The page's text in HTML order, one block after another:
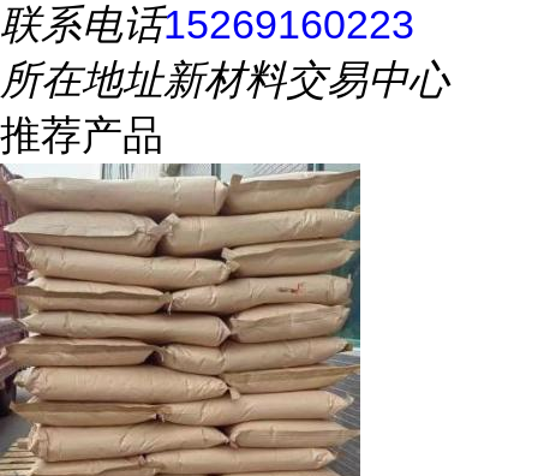
联系电话15269160223
所在地址新材料交易中心
推荐产品